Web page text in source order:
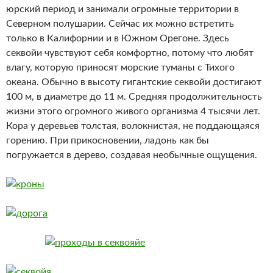
юрский период и занимали огромные территории в
Северном полушарии. Сейчас их можно встретить
только в Калифорнии и в Южном Орегоне. Здесь
секвойи чувствуют себя комфортно, потому что любят
влагу, которую приносят морские туманы с Тихого
океана. Обычно в высоту гигантские секвойи достигают
100 м, в диаметре до 11 м. Средняя продолжительность
жизни этого огромного живого организма 4 тысячи лет.
Кора у деревьев толстая, волокнистая, не поддающаяся
горению. При прикосновении, ладонь как бы
погружается в дерево, создавая необычные ощущения.